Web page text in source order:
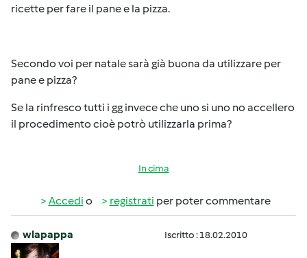
ricette per fare il pane e la pizza.
Secondo voi per natale sarà già buona da utilizzare per
pane e pizza?
Se la rinfresco tutti i gg invece che uno si uno no accellero
il procedimento cioè potrò utilizzarla prima?
In cima
Accedi o registrati per poter commentare
wlapappa Iscritto : 18.02.2010